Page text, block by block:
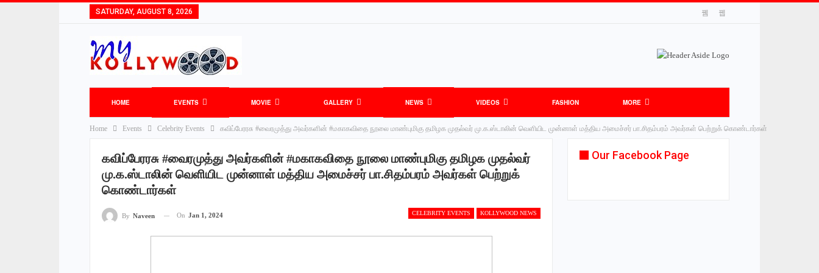
SATURDAY, AUGUST 8, 2026
HOME EVENTS MOVIE GALLERY NEWS VIDEOS FASHION MORE
Home Events Celebrity Events கவிப்பேரரசு #வைரமுத்து அவர்களின் #மகாகவிதை நூலை மாண்புமிகு தமிழக முதல்வர் மு.க.ஸ்டாலின் வெளியிட முன்னாள் மத்திய அமைச்சர் பா.சிதம்பரம் அவர்கள் பெற்றுக் கொண்டார்கள்
கவிப்பேரரசு #வைரமுத்து அவர்களின் #மகாகவிதை நூலை மாண்புமிகு தமிழக முதல்வர்
மு.க.ஸ்டாலின் வெளியிட முன்னாள் மத்திய அமைச்சர் பா.சிதம்பரம் அவர்கள் பெற்றுக்
கொண்டார்கள்
CELEBRITY EVENTS KOLLYWOOD NEWS
By Naveen On Jan 1, 2024
Our Facebook Page